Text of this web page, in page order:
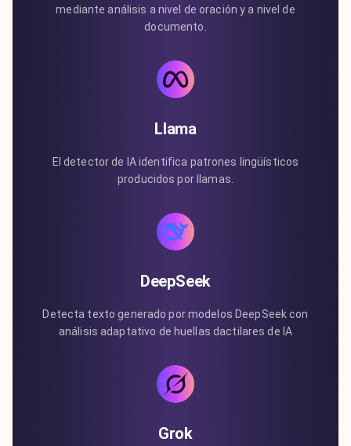
mediante análisis a nivel de oración y a nivel de
documento.
Llama
El detector de IA identifica patrones lingüísticos
producidos por llamas.
DeepSeek
Detecta texto generado por modelos DeepSeek con
análisis adaptativo de huellas dactilares de IA
Grok